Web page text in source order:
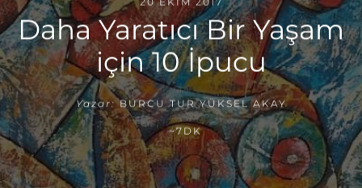
Daha Yaratıcı Bir Yaşam
için 10 İpucu
Yazar: BURCU TUR YÜKSEL AKAY
~7DK